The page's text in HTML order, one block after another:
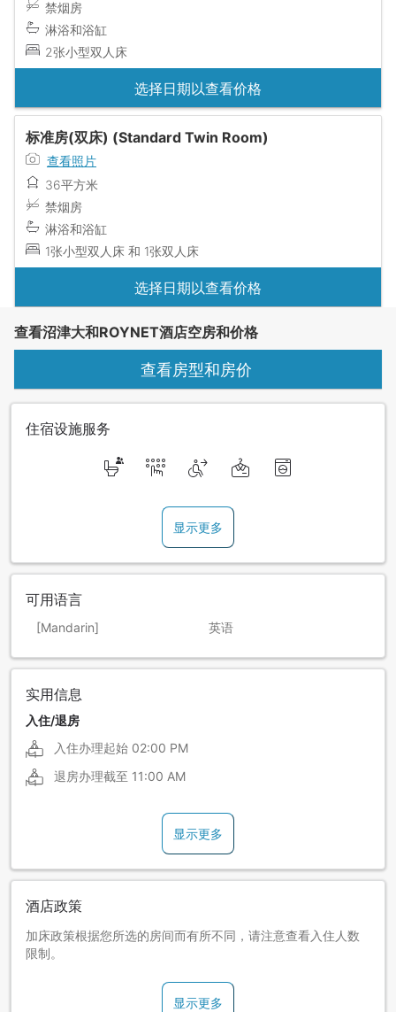
禁烟房
淋浴和浴缸
2张小型双人床
选择日期以查看价格
标准房(双床) (Standard Twin Room)
查看照片
36平方米
禁烟房
淋浴和浴缸
1张小型双人床 和 1张双人床
选择日期以查看价格
查看沼津大和ROYNET酒店空房和价格
查看房型和房价
住宿设施服务
显示更多
可用语言
[Mandarin] 英语
实用信息
入住/退房
入住办理起始 02:00 PM
退房办理截至 11:00 AM
显示更多
酒店政策
加床政策根据您所选的房间而有所不同，请注意查看入住人数
限制。
显示更多